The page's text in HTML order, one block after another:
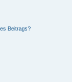
Beitrags?